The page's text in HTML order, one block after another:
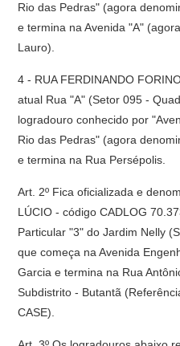
Rio das Pedras" (agora
e termina na Avenida "A"
Lauro).
4 - RUA FERDINANDO
atual Rua "A" (Setor 095 -
logradouro conhecido por
Rio das Pedras" (agora
e termina na Rua Persépolis.
Art. 2º Fica oficializada e
LÚCIO - código CADLOG
Particular "3" do Jardim Nelly
que começa na Avenida
Garcia e termina na Rua
Subdistrito - Butantã
CASE).